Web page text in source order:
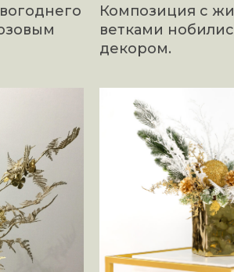
Композиция с
ветками
декором.